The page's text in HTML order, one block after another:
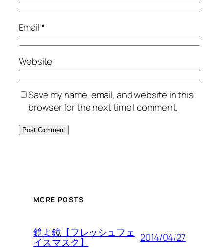
Email*
Website
Save my name, email, and website in this
browser for the next time I comment.
MORE POSTS
鏡よ鏡【フレッシュフェ
イスマスク】 2014/04/27